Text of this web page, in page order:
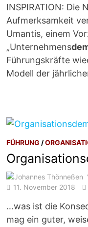
INSPIRATION:
Aufmerksamkeit
Umantis, einem
„Unternehmens
Führungskräfte
Modell der
FÜHRUNG /
11. November 2018
…was ist die
mag ein guter,